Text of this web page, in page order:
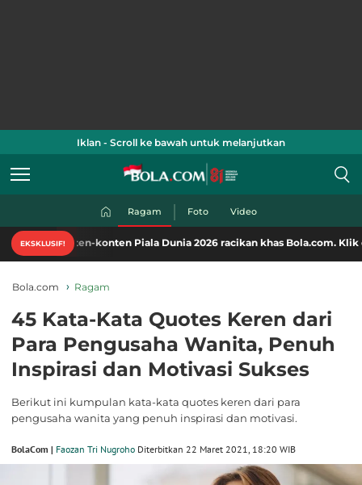
Iklan - Scroll ke bawah untuk melanjutkan
Ragam Foto Video
EKSKLUSIF!
konten Piala Dunia 2026 racikan khas Bola.com. Klik di sini!
Bola.com Ragam
45 Kata-Kata Quotes Keren dari
Para Pengusaha Wanita, Penuh
Inspirasi dan Motivasi Sukses
Berikut ini kumpulan kata-kata quotes keren dari para
pengusaha wanita yang penuh inspirasi dan motivasi.
BolaCom | Faozan Tri Nugroho Diterbitkan 22 Maret 2021, 18:20 WIB